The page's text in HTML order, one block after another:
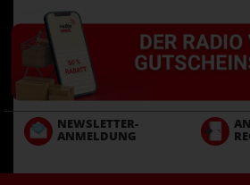
zum
Inhalt
NEWSLETTER-
ANMELDUNG